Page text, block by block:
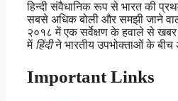
हिन्दी संवैधानिक रूप से भारत की
सबसे अधिक बोली और समझी जाने
२०१८ में एक सर्वेक्षण के हवाले से
में हिंदीने भारतीय उपभोक्ताओं के बीच
Important Links